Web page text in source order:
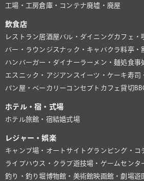
工場・工房倉庫・コンテナ廃墟・廃屋
飲食店
レストラン居酒屋バル・ダイニングカフェ・
バー・ラウンジ スナック・キャバクラ料亭・
ハンバーガー・ダイナーラーメン・麺処食事
エスニック・アジアン スイーツ・ケーキ寿司
パン屋・ベーカリー コンセプトカフェ貸切
ホテル・宿・式場
ホテル旅館・宿結婚式場
レジャー・娯楽
キャンプ場・オートサイト グランピング・コ
ライブハウス・クラブ遊技場・ゲームセンタ
釣り・釣り堀博物館・美術館映画館・劇場遊